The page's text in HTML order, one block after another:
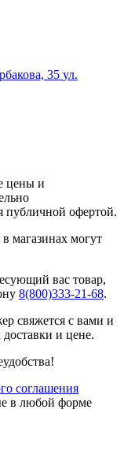
35 ул.
цены и
публичной офертой.
магазинах могут
вас товар,
8(800)333-21-68.
свяжется с вами и
и цене.
соглашения
в любой форме